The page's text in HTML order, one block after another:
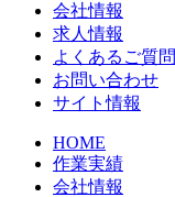
会社情報
求人情報
よくあるご質問
お問い合わせ
サイト情報
HOME
作業実績
会社情報